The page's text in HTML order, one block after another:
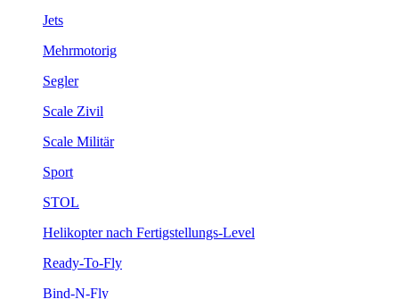
Jets
Mehrmotorig
Segler
Scale Zivil
Scale Militär
Sport
STOL
Helikopter nach Fertigstellungs-Level
Ready-To-Fly
Bind-N-Fly